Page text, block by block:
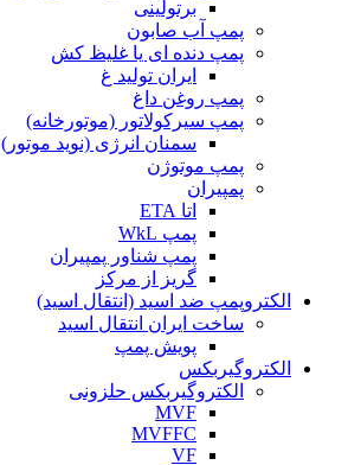
برتولینی
پمپ آب صابون
پمپ دنده ای یا غلیظ کش
ایران تولید غ
پمپ روغن داغ
پمپ سیرکولاتور (موتورخانه)
سمنان انرژی (نوید موتور)
پمپ موتوژن
پمپیران
اتا ETA
پمپ WkL
پمپ شناور پمپیران
گریز از مرکز
الکتروپمپ ضد اسید (انتقال اسید)
ساخت ایران انتقال اسید
پویش پمپ
الکتروگیربکس
الکتروگیربکس حلزونی
MVF
MVFFC
VF